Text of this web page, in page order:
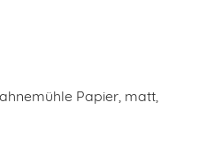
Papier, matt,